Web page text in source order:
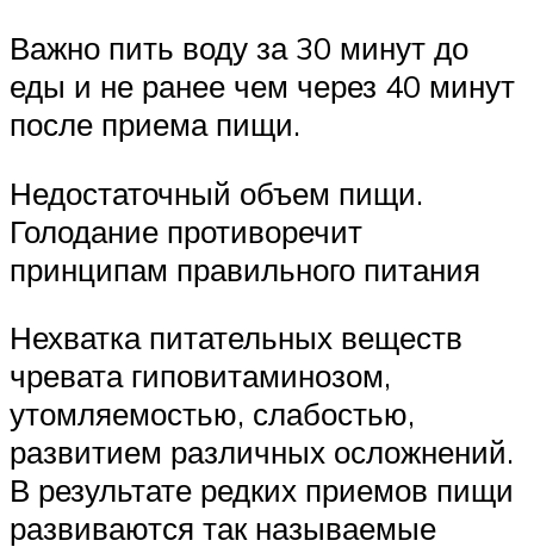
Важно пить воду за 30 минут до
еды и не ранее чем через 40 минут
после приема пищи.
Недостаточный объем пищи.
Голодание противоречит
принципам правильного питания
Нехватка питательных веществ
чревата гиповитаминозом,
утомляемостью, слабостью,
развитием различных осложнений.
В результате редких приемов пищи
развиваются так называемые